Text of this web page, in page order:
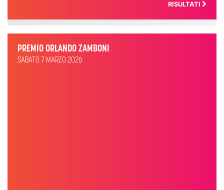
RISULTATI
PREMIO ORLANDO ZAMBONI
SABATO 7 MARZO 2026